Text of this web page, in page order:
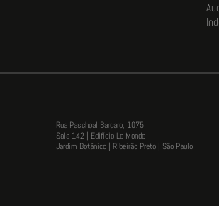
Rua Paschoal Bardaro, 1075
Sala 142 | Edifício Le Monde
Jardim Botânico | Ribeirão Preto | São Paulo